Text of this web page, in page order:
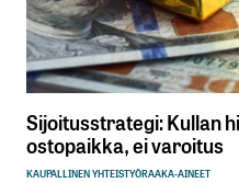
Sijoitusstrategi: Kullan
ostopaikka, ei varoitus
KAUPALLINEN YHTEISTYÖRAAKA-AINEET